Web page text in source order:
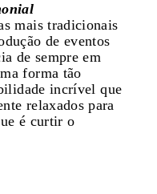
mais tradicionais
de eventos
de sempre em
forma tão
incrível que
relaxados para
é curtir o